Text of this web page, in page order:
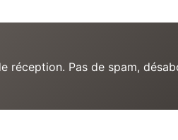
Pas de spam,